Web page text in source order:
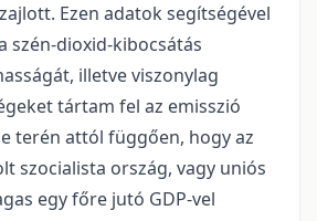
Ezen adatok segítségével
szén-dioxid-kibocsátás
illetve viszonylag
tártam fel az emisszió
terén attól függően, hogy az
szocialista ország, vagy uniós
egy főre jutó GDP-vel